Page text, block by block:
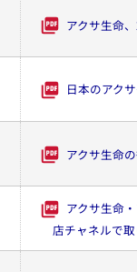
アクサ生命
日本のアク
アクサ生命
アクサ生命
店チャネルで